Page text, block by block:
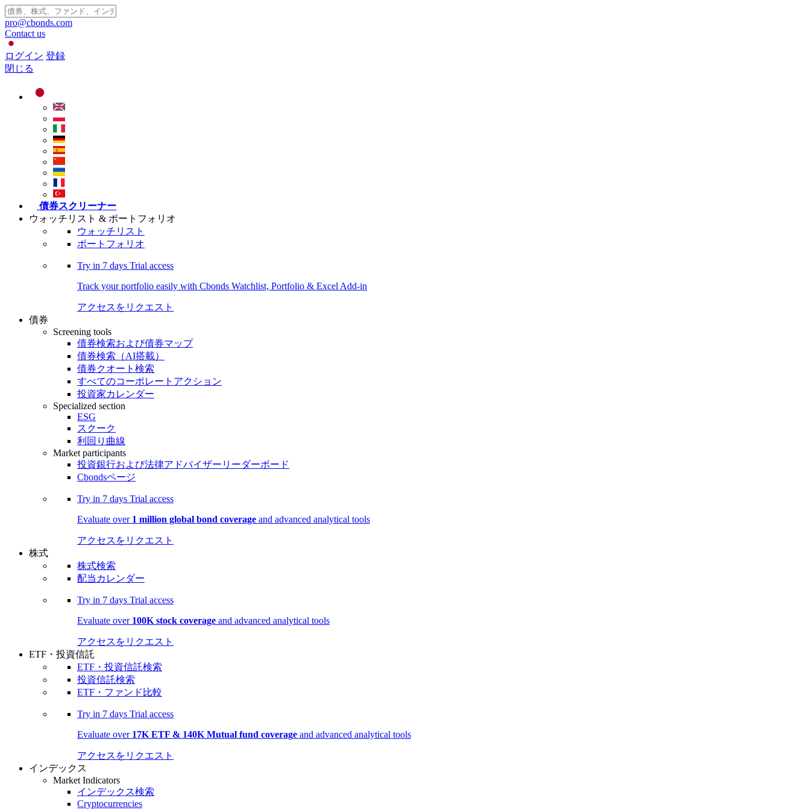
pro@cbonds.com
Contact us
ログイン 登録
閉じる
債券スクリーナー
ウォッチリスト & ポートフォリオ
ウォッチリスト
ポートフォリオ
Try in 7 days Trial access
Track your portfolio easily with Cbonds Watchlist, Portfolio & Excel Add-in
アクセスをリクエスト
債券
Screening tools
債券検索および債券マップ
債券検索（AI搭載）
債券クオート検索
すべてのコーポレートアクション
投資家カレンダー
Specialized section
ESG
スクーク
利回り曲線
Market participants
投資銀行および法律アドバイザーリーダーボード
Cbondsページ
Try in 7 days Trial access
Evaluate over 1 million global bond coverage and advanced analytical tools
アクセスをリクエスト
株式
株式検索
配当カレンダー
Try in 7 days Trial access
Evaluate over 100K stock coverage and advanced analytical tools
アクセスをリクエスト
ETF・投資信託
ETF・投資信託検索
投資信託検索
ETF・ファンド比較
Try in 7 days Trial access
Evaluate over 17K ETF & 140K Mutual fund coverage and advanced analytical tools
アクセスをリクエスト
インデックス
Market Indicators
インデックス検索
Cryptocurrencies